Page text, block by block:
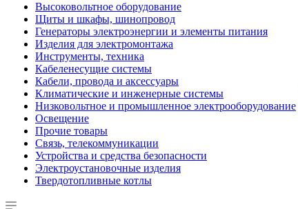
Высоковольтное оборудование
Щиты и шкафы, шинопровод
Генераторы электроэнергии и элементы питания
Изделия для электромонтажа
Инструменты, техника
Кабеленесущие системы
Кабели, провода и аксессуары
Климатические и инженерные системы
Низковольтное и промышленное электрооборудование
Освещение
Прочие товары
Связь, телекоммуникации
Устройства и средства безопасности
Электроустановочные изделия
Твердотопливные котлы